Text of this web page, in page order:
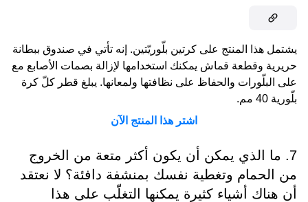
يشتمل هذا المنتج على كرتين بلّوريّتين. إنه تأتي في صندوق ببطانة
حريرية وقطعة قماش يمكنك استخدامها لإزالة بصمات الأصابع مع
على البلّورات والحفاظ على نظافتها ولمعانها. يبلغ قطر كلّ كرة
بلّورية 40 مم.
اشتر هذا المنتج الآن
7. ما الذي يمكن أن يكون أكثر متعة من الخروج
من الحمام وتغطية نفسك بمنشفة دافئة؟ لا نعتقد
أن هناك أشياء كثيرة يمكنها التغلّب على هذا